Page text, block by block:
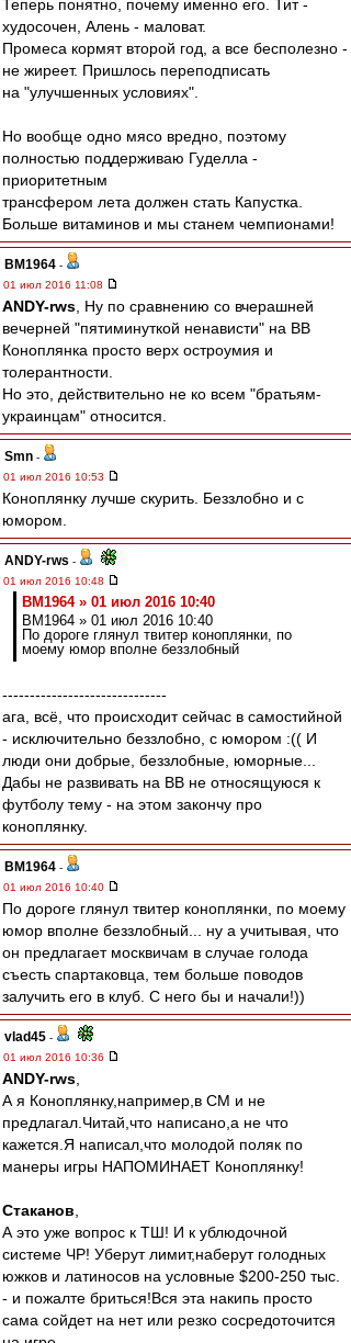
Теперь понятно, почему именно его. Тит -
худосочен, Алень - маловат.
Промеса кормят второй год, а все бесполезно -
не жиреет. Пришлось переподписать
на "улучшенных условиях".
Но вообще одно мясо вредно, поэтому
полностью поддерживаю Гуделла -
приоритетным
трансфером лета должен стать Капустка.
Больше витаминов и мы станем чемпионами!
BM1964 -
01 июл 2016 11:08
ANDY-rws , Ну по сравнению со вчерашней
вечерней "пятиминуткой ненависти" на ВВ
Коноплянка просто верх остроумия и
толерантности.
Но это, действительно не ко всем "братьям-
украинцам" относится.
Smn -
01 июл 2016 10:53
Коноплянку лучше скурить. Беззлобно и с
юмором.
ANDY-rws -
01 июл 2016 10:48
BM1964 » 01 июл 2016 10:40
BM1964 » 01 июл 2016 10:40
По дороге глянул твитер коноплянки, по
моему юмор вполне беззлобный
------------------------------
ага, всё, что происходит сейчас в самостийной
- исключительно беззлобно, с юмором :(( И
люди они добрые, беззлобные, юморные...
Дабы не развивать на ВВ не относящуюся к
футболу тему - на этом закончу про
коноплянку.
BM1964 -
01 июл 2016 10:40
По дороге глянул твитер коноплянки, по моему
юмор вполне беззлобный... ну а учитывая, что
он предлагает москвичам в случае голода
съесть спартаковца, тем больше поводов
залучить его в клуб. С него бы и начали!))
vlad45 -
01 июл 2016 10:36
ANDY-rws
А я Коноплянку,например,в СМ и не
предлагал.Читай,что написано,а не что
кажется.Я написал,что молодой поляк по
манеры игры НАПОМИНАЕТ Коноплянку!
Cтаканов
А это уже вопрос к ТШ! И к ублюдочной
системе ЧР! Уберут лимит,наберут голодных
южков и латиносов на условные $200-250 тыс.
- и пожалте бриться!Вся эта накипь просто
сама сойдет на нет или резко сосредоточится